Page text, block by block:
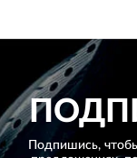
Подпишись,